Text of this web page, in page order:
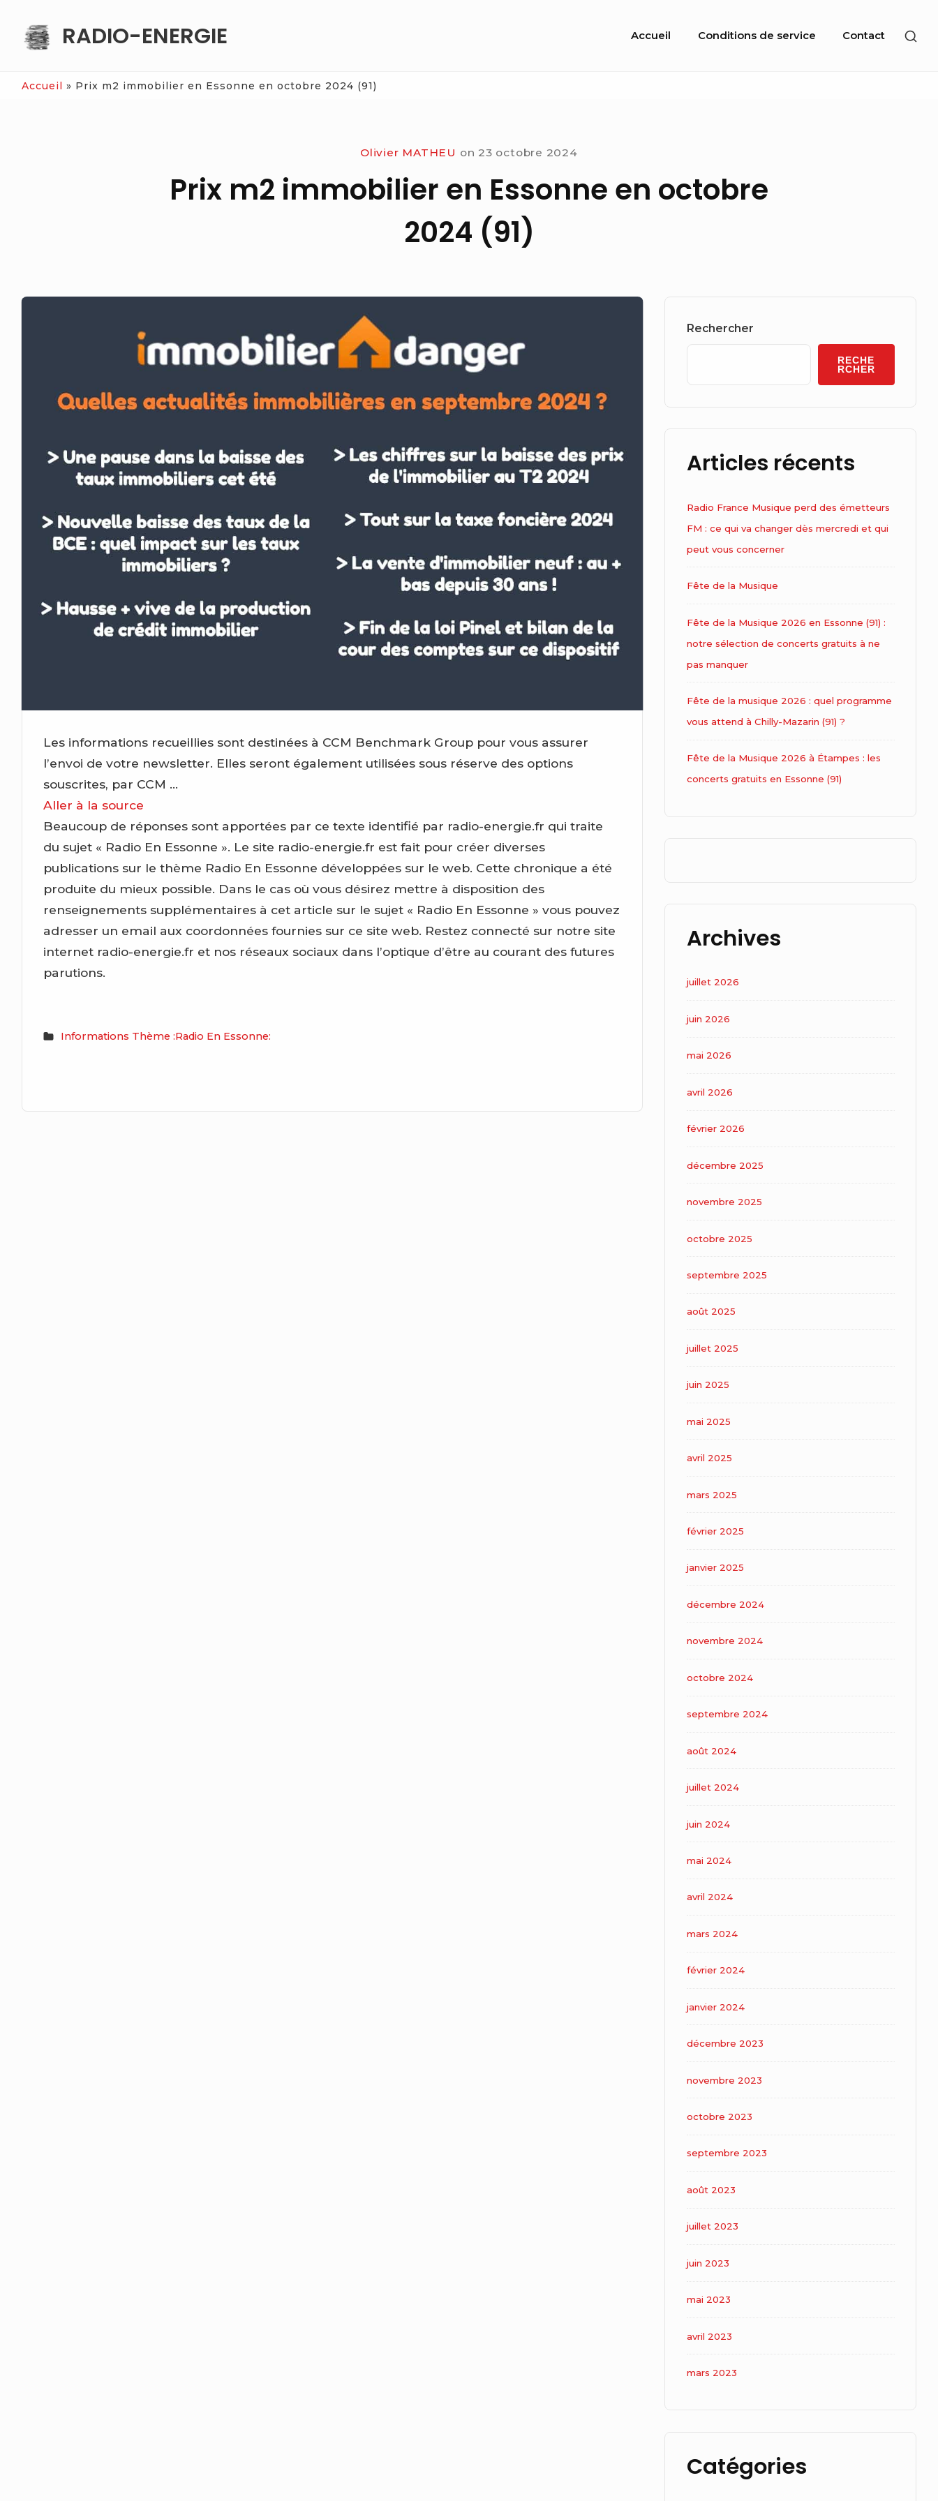
content
RADIO-ENERGIE
Site
Accueil Conditions de service Contact
Accueil » Prix m2 immobilier en Essonne en octobre 2024 (91)
Olivier MATHEU on 23 octobre 2024
Prix m2 immobilier en Essonne en octobre
2024 (91)
Les informations recueillies sont destinées à CCM Benchmark Group pour vous assurer
l’envoi de votre newsletter. Elles seront également utilisées sous réserve des options
souscrites, par CCM …
Aller à la source
Beaucoup de réponses sont apportées par ce texte identifié par radio-energie.fr qui traite
du sujet « Radio En Essonne ». Le site radio-energie.fr est fait pour créer diverses
publications sur le thème Radio En Essonne développées sur le web. Cette chronique a été
produite du mieux possible. Dans le cas où vous désirez mettre à disposition des
renseignements supplémentaires à cet article sur le sujet « Radio En Essonne » vous pouvez
adresser un email aux coordonnées fournies sur ce site web. Restez connecté sur notre site
internet radio-energie.fr et nos réseaux sociaux dans l’optique d’être au courant des futures
parutions.
Informations Thème :Radio En Essonne:
Widget
Rechercher
RECHE
RCHER
Articles récents
Radio France Musique perd des émetteurs
FM : ce qui va changer dès mercredi et qui
peut vous concerner
Fête de la Musique
Fête de la Musique 2026 en Essonne (91) :
notre sélection de concerts gratuits à ne
pas manquer
Fête de la musique 2026 : quel programme
vous attend à Chilly-Mazarin (91) ?
Fête de la Musique 2026 à Étampes : les
concerts gratuits en Essonne (91)
Archives
juillet 2026
juin 2026
mai 2026
avril 2026
février 2026
décembre 2025
novembre 2025
octobre 2025
septembre 2025
août 2025
juillet 2025
juin 2025
mai 2025
avril 2025
mars 2025
février 2025
janvier 2025
décembre 2024
novembre 2024
octobre 2024
septembre 2024
août 2024
juillet 2024
juin 2024
mai 2024
avril 2024
mars 2024
février 2024
janvier 2024
décembre 2023
novembre 2023
octobre 2023
septembre 2023
août 2023
juillet 2023
juin 2023
mai 2023
avril 2023
mars 2023
Catégories